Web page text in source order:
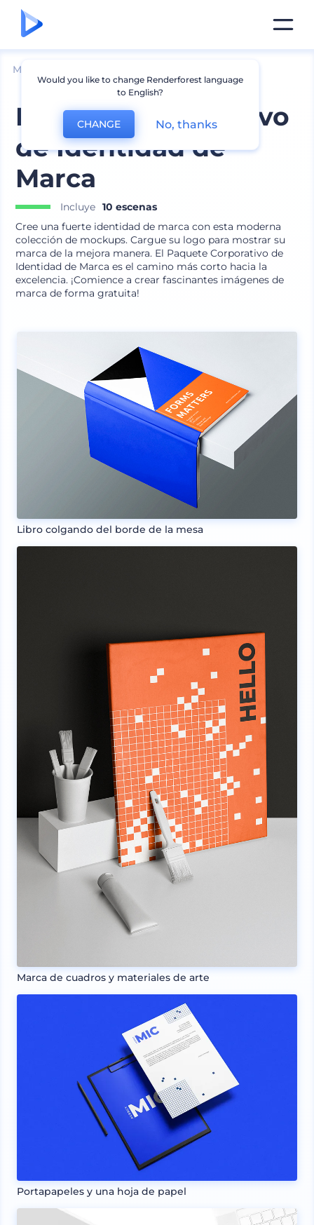
Mockups
Paquete Corporativo
de Identidad de
Marca
Incluye 10 escenas
Cree una fuerte identidad de marca con esta moderna
colección de mockups. Cargue su logo para mostrar su
marca de la mejora manera. El Paquete Corporativo de
Identidad de Marca es el camino más corto hacia la
excelencia. ¡Comience a crear fascinantes imágenes de
marca de forma gratuita!
Libro colgando del borde de la mesa
Marca de cuadros y materiales de arte
Portapapeles y una hoja de papel
Would you like to change Renderforest language
to English?
CHANGE No, thanks